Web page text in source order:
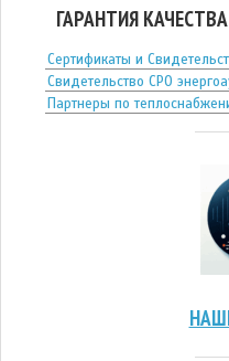
ГАРАНТИЯ
Сертификаты и
Свидетельство СРО
Партнеры по